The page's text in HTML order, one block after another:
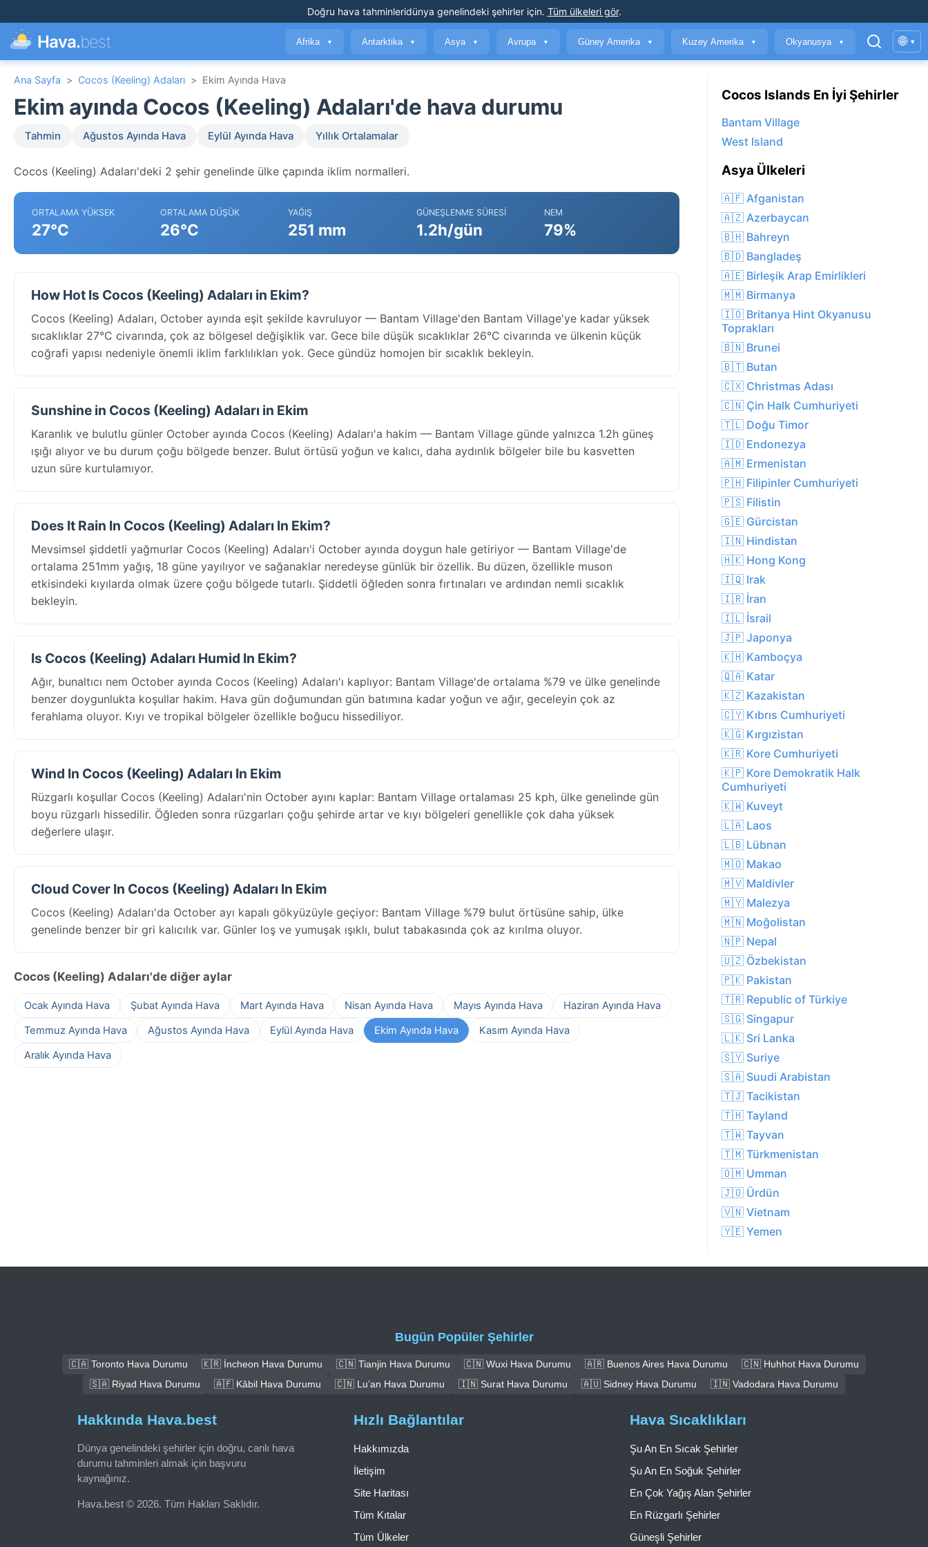
Doğru hava tahminleridünya genelindeki şehirler için. Tüm ülkeleri gör.
Hava.best Afrika ▼ Antarktika ▼ Asya ▼ Avrupa ▼ Güney Amerika ▼ Kuzey Amerika ▼ Okyanusya ▼ 🌐 ▾
Ana Sayfa > Cocos (Keeling) Adaları > Ekim Ayında Hava
Ekim ayında Cocos (Keeling) Adaları'de hava durumu
Tahmin Ağustos Ayında Hava Eylül Ayında Hava Yıllık Ortalamalar
Cocos (Keeling) Adaları'deki 2 şehir genelinde ülke çapında iklim normalleri.
ORTALAMA YÜKSEK
27°C
ORTALAMA DÜŞÜK
26°C
YAĞIŞ
251 mm
GÜNEŞLENME SÜRESI
1.2h/gün
NEM
79%
How Hot Is Cocos (Keeling) Adaları in Ekim?
Cocos (Keeling) Adaları, October ayında eşit şekilde kavruluyor — Bantam Village'den Bantam Village'ye kadar yüksek
sıcaklıklar 27°C civarında, çok az bölgesel değişiklik var. Gece bile düşük sıcaklıklar 26°C civarında ve ülkenin küçük
coğrafi yapısı nedeniyle önemli iklim farklılıkları yok. Gece gündüz homojen bir sıcaklık bekleyin.
Sunshine in Cocos (Keeling) Adaları in Ekim
Karanlık ve bulutlu günler October ayında Cocos (Keeling) Adaları'a hakim — Bantam Village günde yalnızca 1.2h güneş
ışığı alıyor ve bu durum çoğu bölgede benzer. Bulut örtüsü yoğun ve kalıcı, daha aydınlık bölgeler bile bu kasvetten
uzun süre kurtulamıyor.
Does It Rain In Cocos (Keeling) Adaları In Ekim?
Mevsimsel şiddetli yağmurlar Cocos (Keeling) Adaları'i October ayında doygun hale getiriyor — Bantam Village'de
ortalama 251mm yağış, 18 güne yayılıyor ve sağanaklar neredeyse günlük bir özellik. Bu düzen, özellikle muson
etkisindeki kıyılarda olmak üzere çoğu bölgede tutarlı. Şiddetli öğleden sonra fırtınaları ve ardından nemli sıcaklık
bekleyin.
Is Cocos (Keeling) Adaları Humid In Ekim?
Ağır, bunaltıcı nem October ayında Cocos (Keeling) Adaları'ı kaplıyor: Bantam Village'de ortalama %79 ve ülke genelinde
benzer doygunlukta koşullar hakim. Hava gün doğumundan gün batımına kadar yoğun ve ağır, geceleyin çok az
ferahlama oluyor. Kıyı ve tropikal bölgeler özellikle boğucu hissediliyor.
Wind In Cocos (Keeling) Adaları In Ekim
Rüzgarlı koşullar Cocos (Keeling) Adaları'nin October ayını kaplar: Bantam Village ortalaması 25 kph, ülke genelinde gün
boyu rüzgarlı hissedilir. Öğleden sonra rüzgarları çoğu şehirde artar ve kıyı bölgeleri genellikle çok daha yüksek
değerlere ulaşır.
Cloud Cover In Cocos (Keeling) Adaları In Ekim
Cocos (Keeling) Adaları'da October ayı kapalı gökyüzüyle geçiyor: Bantam Village %79 bulut örtüsüne sahip, ülke
genelinde benzer bir gri kalıcılık var. Günler loş ve yumuşak ışıklı, bulut tabakasında çok az kırılma oluyor.
Cocos (Keeling) Adaları'de diğer aylar
Ocak Ayında Hava Şubat Ayında Hava Mart Ayında Hava Nisan Ayında Hava Mayıs Ayında Hava
Haziran Ayında Hava
Temmuz Ayında Hava
Ağustos Ayında Hava Eylül Ayında Hava Ekim Ayında Hava
Kasım Ayında Hava
Aralık Ayında Hava
Cocos Islands En İyi Şehirler
Bantam Village
West Island
Asya Ülkeleri
🇦🇫 Afganistan
🇦🇿 Azerbaycan
🇧🇭 Bahreyn
🇧🇩 Bangladeş
🇦🇪 Birleşik Arap Emirlikleri
🇲🇲 Birmanya
🇮🇴 Britanya Hint Okyanusu
Toprakları
🇧🇳 Brunei
🇧🇹 Butan
🇨🇽 Christmas Adası
🇨🇳 Çin Halk Cumhuriyeti
🇹🇱 Doğu Timor
🇮🇩 Endonezya
🇦🇲 Ermenistan
🇵🇭 Filipinler Cumhuriyeti
🇵🇸 Filistin
🇬🇪 Gürcistan
🇮🇳 Hindistan
🇭🇰 Hong Kong
🇮🇶 Irak
🇮🇷 İran
🇮🇱 İsrail
🇯🇵 Japonya
🇰🇭 Kamboçya
🇶🇦 Katar
🇰🇿 Kazakistan
🇨🇾 Kıbrıs Cumhuriyeti
🇰🇬 Kırgızistan
🇰🇷 Kore Cumhuriyeti
🇰🇵 Kore Demokratik Halk
Cumhuriyeti
🇰🇼 Kuveyt
🇱🇦 Laos
🇱🇧 Lübnan
🇲🇴 Makao
🇲🇻 Maldivler
🇲🇾 Malezya
🇲🇳 Moğolistan
🇳🇵 Nepal
🇺🇿 Özbekistan
🇵🇰 Pakistan
🇹🇷 Republic of Türkiye
🇸🇬 Singapur
🇱🇰 Sri Lanka
🇸🇾 Suriye
🇸🇦 Suudi Arabistan
🇹🇯 Tacikistan
🇹🇭 Tayland
🇹🇼 Tayvan
🇹🇲 Türkmenistan
🇴🇲 Umman
🇯🇴 Ürdün
🇻🇳 Vietnam
🇾🇪 Yemen
Bugün Popüler Şehirler
🇨🇦 Toronto Hava Durumu 🇰🇷 İncheon Hava Durumu 🇨🇳 Tianjin Hava Durumu 🇨🇳 Wuxi Hava Durumu 🇦🇷 Buenos Aires Hava Durumu
🇨🇳 Huhhot Hava Durumu
🇸🇦 Riyad Hava Durumu
🇦🇫 Kâbil Hava Durumu 🇨🇳 Lu’an Hava Durumu 🇮🇳 Surat Hava Durumu 🇦🇺 Sidney Hava Durumu 🇮🇳 Vadodara Hava Durumu
Hakkında Hava.best
Dünya genelindeki şehirler için doğru, canlı hava
durumu tahminleri almak için başvuru
kaynağınız.
Hava.best © 2026. Tüm Hakları Saklıdır.
Hızlı Bağlantılar
Hakkımızda
İletişim
Site Haritası
Tüm Kıtalar
Tüm Ülkeler
Hava Sıcaklıkları
Şu An En Sıcak Şehirler
Şu An En Soğuk Şehirler
En Çok Yağış Alan Şehirler
En Rüzgarlı Şehirler
Güneşli Şehirler